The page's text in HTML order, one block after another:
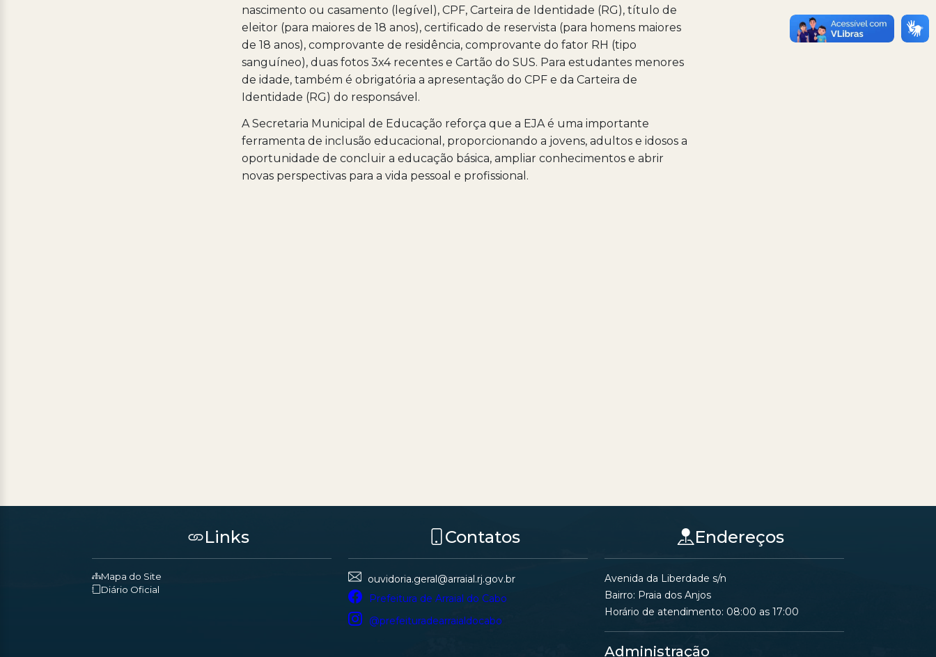
nascimento ou casamento (legível), CPF, Carteira de Identidade (RG), título de
eleitor (para maiores de 18 anos), certificado de reservista (para homens maiores
de 18 anos), comprovante de residência, comprovante do fator RH (tipo
sanguíneo), duas fotos 3x4 recentes e Cartão do SUS. Para estudantes menores
de idade, também é obrigatória a apresentação do CPF e da Carteira de
Identidade (RG) do responsável.
A Secretaria Municipal de Educação reforça que a EJA é uma importante
ferramenta de inclusão educacional, proporcionando a jovens, adultos e idosos a
oportunidade de concluir a educação básica, ampliar conhecimentos e abrir
novas perspectivas para a vida pessoal e profissional.
Links
Mapa do Site
Diário Oficial
Contatos
ouvidoria.geral@arraial.rj.gov.br
Prefeitura de Arraial do Cabo
@prefeituradearraialdocabo
Endereços
Avenida da Liberdade s/n
Bairro: Praia dos Anjos
Horário de atendimento: 08:00 as 17:00
Administração